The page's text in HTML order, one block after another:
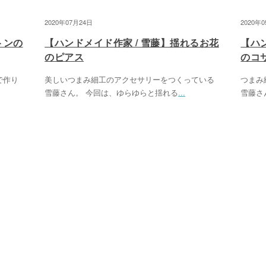
ンの
り
2020年07月24日
【ハンドメイド作家 / 雪藤】揺れるお花
のピアス
美しいつまみ細工のアクセサリーをつくっている
雪藤さん。 今回は、ゆらゆらと揺れる...
2020年
【
のコ
つま
雪藤